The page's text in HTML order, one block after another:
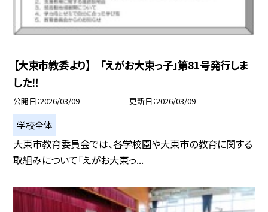
【大東市教委より】 「えがお大東っ子」第81号発行しま
した‼
公開日 2026/03/09 更新日 2026/03/09
学校全体
大東市教育委員会では、各学校園や大東市の教育に関する
取組みについて「えがお大東っ...